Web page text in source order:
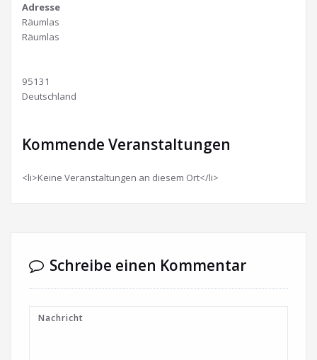
Adresse
Räumlas
Räumlas
95131
Deutschland
Kommende Veranstaltungen
<li>Keine Veranstaltungen an diesem Ort</li>
Schreibe einen Kommentar